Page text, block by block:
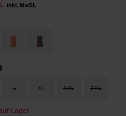
inkl. MwSt.
L XL XXL 3XL
Lager